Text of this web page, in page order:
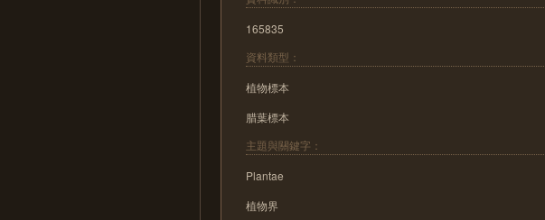
165835
資料類型：
植物標本
腊葉標本
主題與關鍵字：
Plantae
植物界